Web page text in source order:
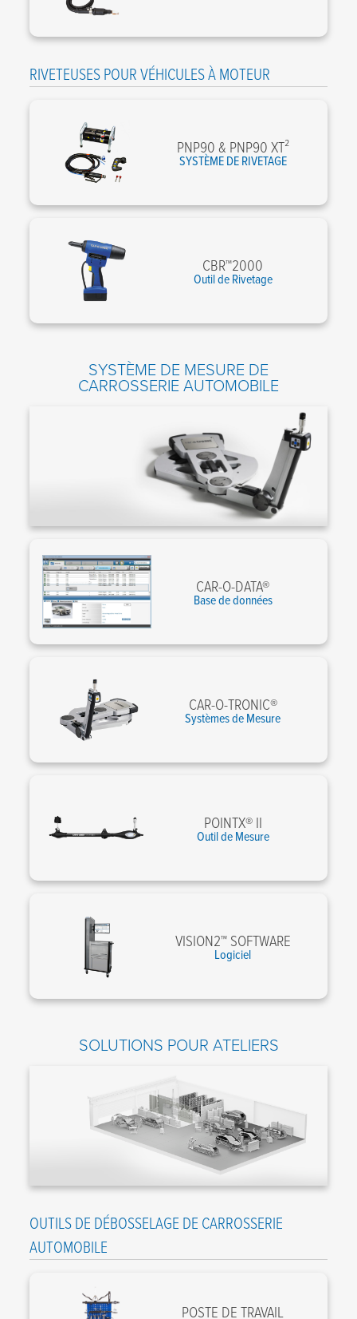
RIVETEUSES POUR VÉHICULES À MOTEUR
PNP90 & PNP90 XT²
SYSTÈME DE RIVETAGE
CBR™2000
Outil de Rivetage
SYSTÈME DE MESURE DE
CARROSSERIE AUTOMOBILE
CAR-O-DATA®
Base de données
CAR-O-TRONIC®
Systèmes de Mesure
POINTX® II
Outil de Mesure
VISION2™ SOFTWARE
Logiciel
SOLUTIONS POUR ATELIERS
OUTILS DE DÉBOSSELAGE DE CARROSSERIE
AUTOMOBILE
POSTE DE TRAVAIL